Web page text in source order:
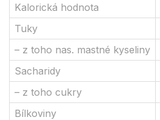
Kalorická hodnota
Tuky
– z toho nas. mastné kyseliny
Sacharidy
– z toho cukry
Bílkoviny